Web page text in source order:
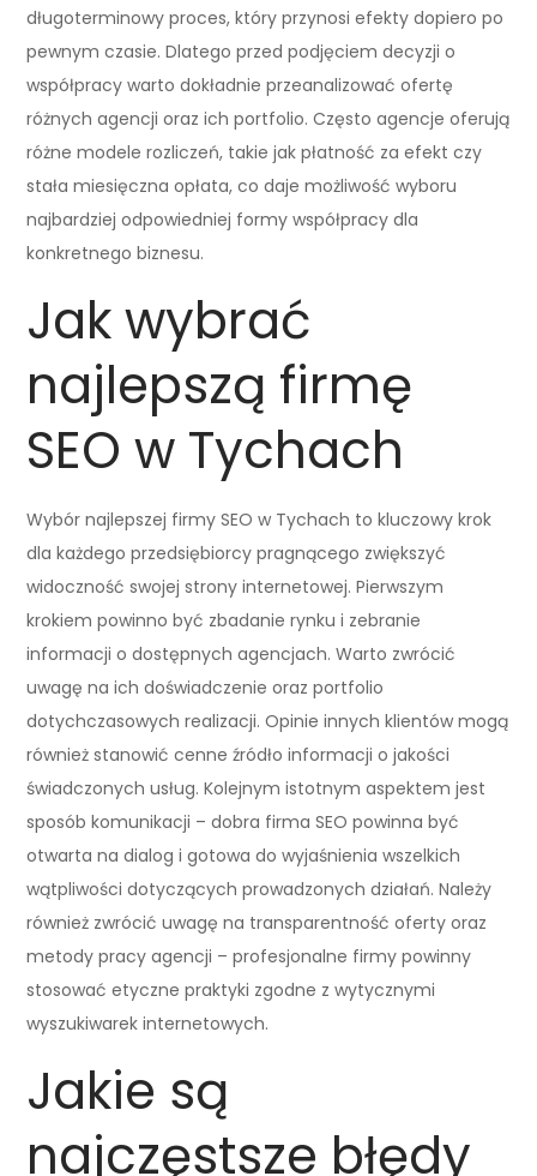
długoterminowy proces, który przynosi efekty dopiero po
pewnym czasie. Dlatego przed podjęciem decyzji o
współpracy warto dokładnie przeanalizować ofertę
różnych agencji oraz ich portfolio. Często agencje oferują
różne modele rozliczeń, takie jak płatność za efekt czy
stała miesięczna opłata, co daje możliwość wyboru
najbardziej odpowiedniej formy współpracy dla
konkretnego biznesu.
Jak wybrać
najlepszą firmę
SEO w Tychach
Wybór najlepszej firmy SEO w Tychach to kluczowy krok
dla każdego przedsiębiorcy pragnącego zwiększyć
widoczność swojej strony internetowej. Pierwszym
krokiem powinno być zbadanie rynku i zebranie
informacji o dostępnych agencjach. Warto zwrócić
uwagę na ich doświadczenie oraz portfolio
dotychczasowych realizacji. Opinie innych klientów mogą
również stanowić cenne źródło informacji o jakości
świadczonych usług. Kolejnym istotnym aspektem jest
sposób komunikacji – dobra firma SEO powinna być
otwarta na dialog i gotowa do wyjaśnienia wszelkich
wątpliwości dotyczących prowadzonych działań. Należy
również zwrócić uwagę na transparentność oferty oraz
metody pracy agencji – profesjonalne firmy powinny
stosować etyczne praktyki zgodne z wytycznymi
wyszukiwarek internetowych.
Jakie są
najczęstsze błędy